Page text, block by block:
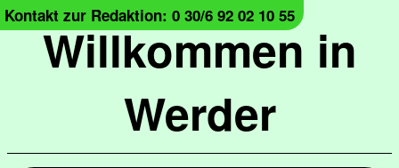
Willkommen in
Werder
Kontakt zur Redaktion: 0 30/6 92 02 10 55